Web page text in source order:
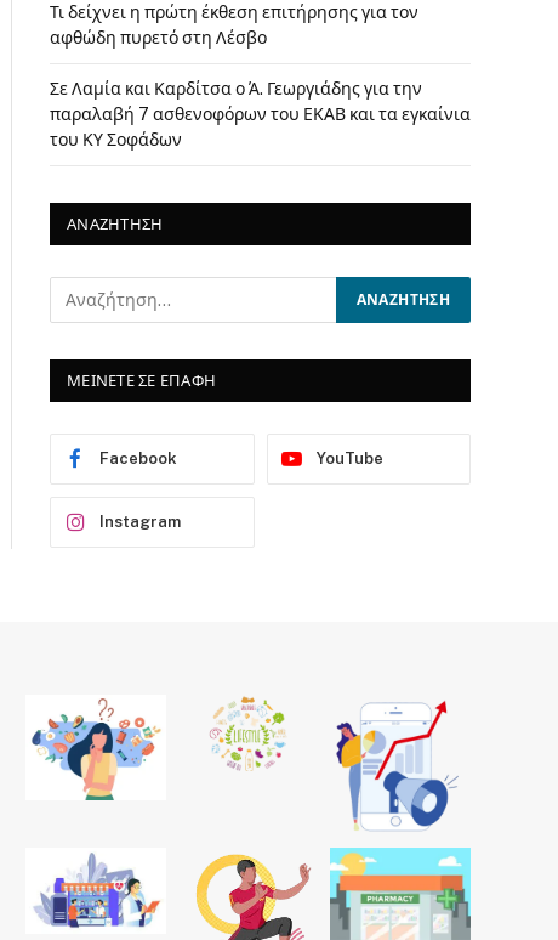
Τι δείχνει η πρώτη έκθεση επιτήρησης για τον
αφθώδη πυρετό στη Λέσβο
Σε Λαμία και Καρδίτσα ο Ά. Γεωργιάδης για την
παραλαβή 7 ασθενοφόρων του ΕΚΑΒ και τα εγκαίνια
του ΚΥ Σοφάδων
ΑΝΑΖΗΤΗΣΗ
ΜΕΙΝΕΤΕ ΣΕ ΕΠΑΦΗ
Facebook YouTube
Instagram